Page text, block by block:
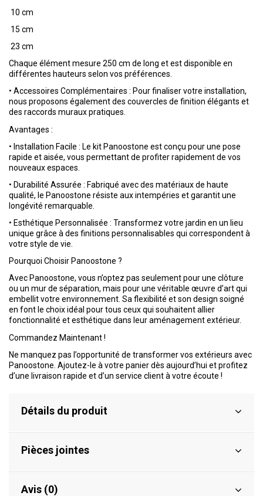
10 cm
15 cm
23 cm
Chaque élément mesure 250 cm de long et est disponible en
différentes hauteurs selon vos préférences.
• Accessoires Complémentaires : Pour finaliser votre installation,
nous proposons également des couvercles de finition élégants et
des raccords muraux pratiques.
Avantages :
• Installation Facile : Le kit Panoostone est conçu pour une pose
rapide et aisée, vous permettant de profiter rapidement de vos
nouveaux espaces.
• Durabilité Assurée : Fabriqué avec des matériaux de haute
qualité, le Panoostone résiste aux intempéries et garantit une
longévité remarquable.
• Esthétique Personnalisée : Transformez votre jardin en un lieu
unique grâce à des finitions personnalisables qui correspondent à
votre style de vie.
Pourquoi Choisir Panoostone ?
Avec Panoostone, vous n’optez pas seulement pour une clôture
ou un mur de séparation, mais pour une véritable œuvre d’art qui
embellit votre environnement. Sa flexibilité et son design soigné
en font le choix idéal pour tous ceux qui souhaitent allier
fonctionnalité et esthétique dans leur aménagement extérieur.
Commandez Maintenant !
Ne manquez pas l’opportunité de transformer vos extérieurs avec
Panoostone. Ajoutez-le à votre panier dès aujourd’hui et profitez
d’une livraison rapide et d’un service client à votre écoute !
Détails du produit
Pièces jointes
Avis (0)